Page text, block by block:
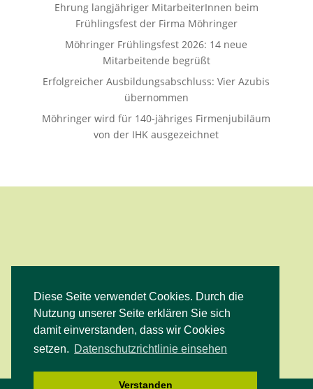
Diese Seite verwendet Cookies. Durch die
Nutzung unserer Seite erklären Sie sich
damit einverstanden, dass wir Cookies
setzen. Datenschutzrichtlinie einsehen
Verstanden
Ehrung langjähriger MitarbeiterInnen beim
Frühlingsfest der Firma Möhringer
Möhringer Frühlingsfest 2026: 14 neue
Mitarbeitende begrüßt
Erfolgreicher Ausbildungsabschluss: Vier Azubis
übernommen
Möhringer wird für 140-jähriges Firmenjubiläum
von der IHK ausgezeichnet
Facebook
Instagram
YouTube